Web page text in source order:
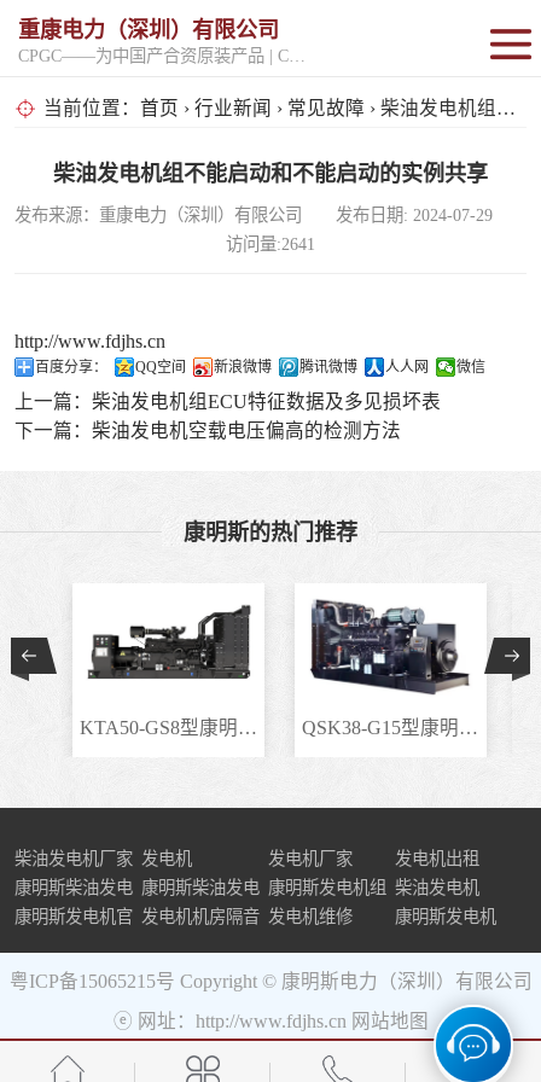
重康电力（深圳）有限公司
当前位置： 首页 › 行业新闻 › 常见故障 › 柴油发电机组不能启动和不能启动的实例共享
柴油发电机组不能启动和不能启动的实例共享
发布来源：重康电力（深圳）有限公司 发布日期: 2024-07-29
访问量:2641
http://www.fdjhs.cn
百度分享： QQ空间 新浪微博 腾讯微博 人人网 微信
上一篇： 柴油发电机组ECU特征数据及多见损坏表
下一篇： 柴油发电机空载电压偏高的检测方法
康明斯的热门推荐
KTA50-GS8型康明斯柴.. QSK38-G15型康明斯柴..
柴油发电机厂家 发电机 发电机厂家
发电机出租
康明斯柴油发电
机组
康明斯柴油发电
机
康明斯发电机组 柴油发电机
康明斯发电机官 发电机机房隔音 发电机维修 康明斯发电机
粤ICP备15065215号 Copyright © 康明斯电力（深圳）有限公司
ⓔ 网址：http://www.fdjhs.cn 网站地图
固定开架式
超静音型
移动电站